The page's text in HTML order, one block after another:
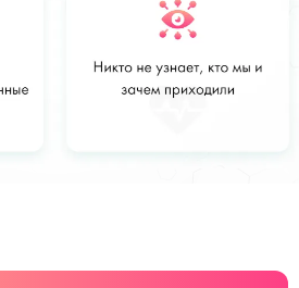
Заказать